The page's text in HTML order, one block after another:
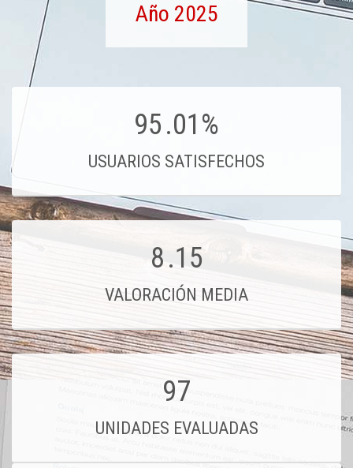
Año 2025
95.01%
USUARIOS SATISFECHOS
8.15
VALORACIÓN MEDIA
97
UNIDADES EVALUADAS